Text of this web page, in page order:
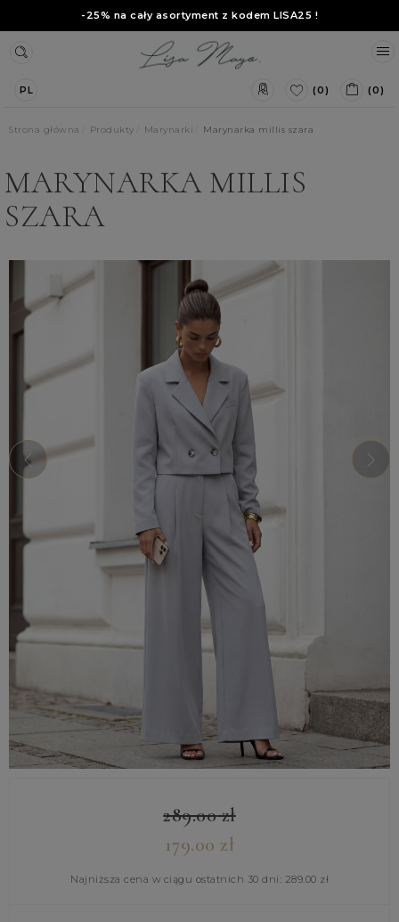
-25% na cały asortyment z kodem LISA25 !
PL (0) (0)
Strona główna Produkty Marynarki Marynarka millis szara
MARYNARKA MILLIS
SZARA
289.00zł
179.00 zł
Najniższa cena w ciągu ostatnich 30 dni: 289.00 zł